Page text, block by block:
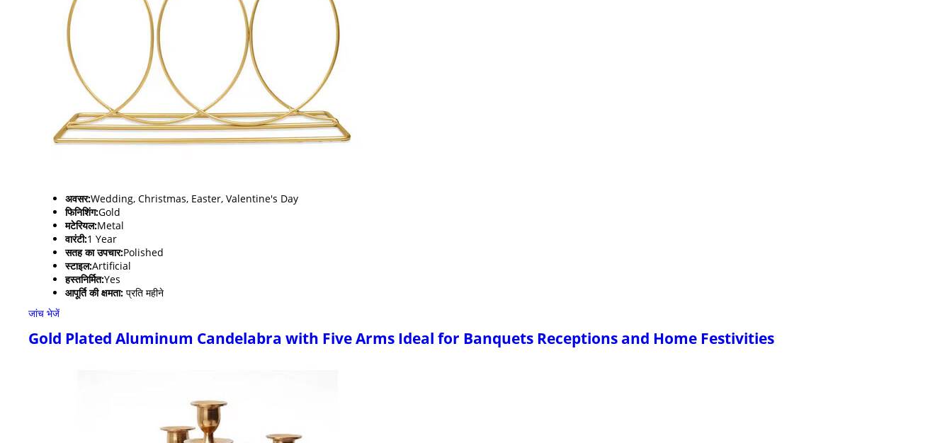
अवसर:Wedding, Christmas, Easter, Valentine's Day
फिनिशिंग:Gold
मटेरियल:Metal
वारंटी:1 Year
सतह का उपचार:Polished
स्टाइल:Artificial
हस्तनिर्मित:Yes
आपूर्ति की क्षमता: प्रति महीने
जांच भेजें
Gold Plated Aluminum Candelabra with Five Arms Ideal for Banquets Receptions and Home Festivities